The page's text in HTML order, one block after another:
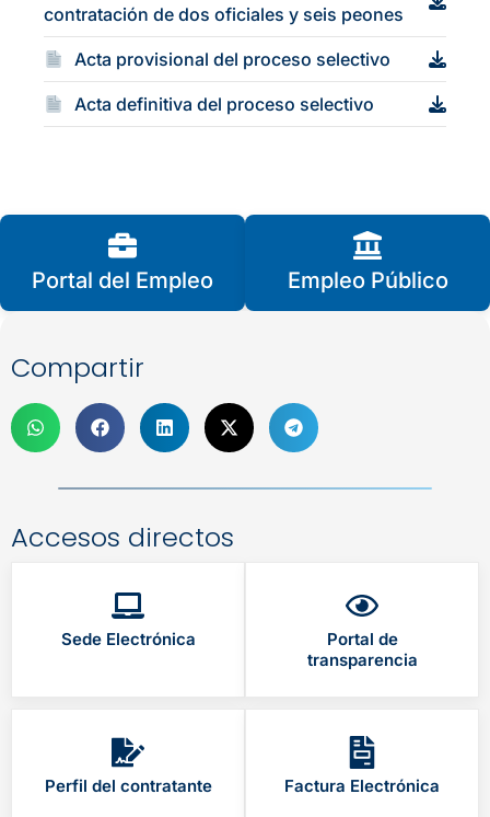
contratación de dos oficiales y seis peones
Acta provisional del proceso selectivo
Acta definitiva del proceso selectivo
Portal del Empleo Empleo Público
Compartir
Accesos directos
Sede Electrónica
Portal de
transparencia
Perfil del contratante Factura Electrónica